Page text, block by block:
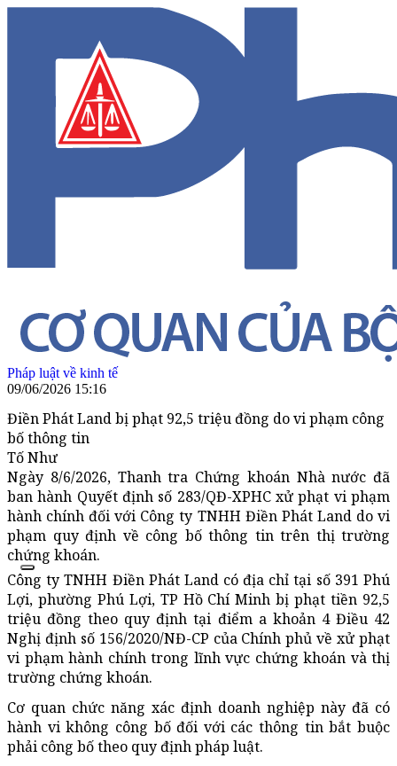
Pháp luật về kinh tế
09/06/2026 15:16
Điền Phát Land bị phạt 92,5 triệu đồng do vi phạm công
bố thông tin
Tố Như
Ngày 8/6/2026, Thanh tra Chứng khoán Nhà nước đã
ban hành Quyết định số 283/QĐ-XPHC xử phạt vi phạm
hành chính đối với Công ty TNHH Điền Phát Land do vi
phạm quy định về công bố thông tin trên thị trường
chứng khoán.
Công ty TNHH Điền Phát Land có địa chỉ tại số 391 Phú
Lợi, phường Phú Lợi, TP Hồ Chí Minh bị phạt tiền 92,5
triệu đồng theo quy định tại điểm a khoản 4 Điều 42
Nghị định số 156/2020/NĐ-CP của Chính phủ về xử phạt
vi phạm hành chính trong lĩnh vực chứng khoán và thị
trường chứng khoán.
Cơ quan chức năng xác định doanh nghiệp này đã có
hành vi không công bố đối với các thông tin bắt buộc
phải công bố theo quy định pháp luật.